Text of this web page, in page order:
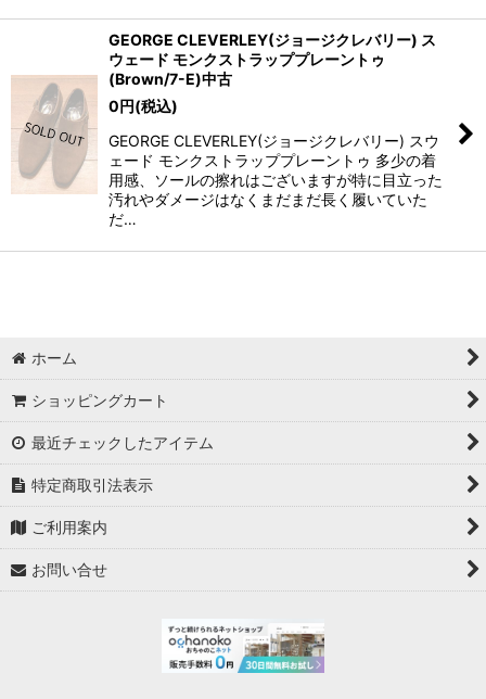
GEORGE CLEVERLEY(ジョージクレバリー) ス
ウェード モンクストラッププレーントゥ
(Brown/7-E)中古
0円(税込)
GEORGE CLEVERLEY(ジョージクレバリー) スウ
ェード モンクストラッププレーントゥ 多少の着
用感、ソールの擦れはございますが特に目立った
汚れやダメージはなくまだまだ長く履いていた
だ…
ホーム
ショッピングカート
最近チェックしたアイテム
特定商取引法表示
ご利用案内
お問い合せ